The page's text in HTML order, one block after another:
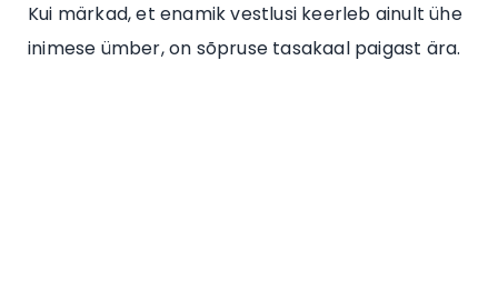
Kui märkad, et enamik vestlusi keerleb ainult ühe
inimese ümber, on sõpruse tasakaal paigast ära.